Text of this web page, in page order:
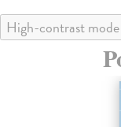
High-contrast mode